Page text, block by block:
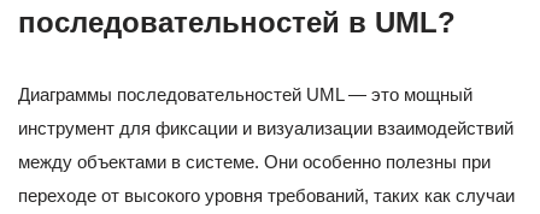
последовательностей в UML?
Диаграммы последовательностей UML — это мощный
инструмент для фиксации и визуализации взаимодействий
между объектами в системе. Они особенно полезны при
переходе от высокого уровня требований, таких как случаи